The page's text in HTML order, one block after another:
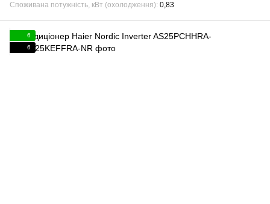
Споживана потужність, кВт (охолодження) 0,83
6
6